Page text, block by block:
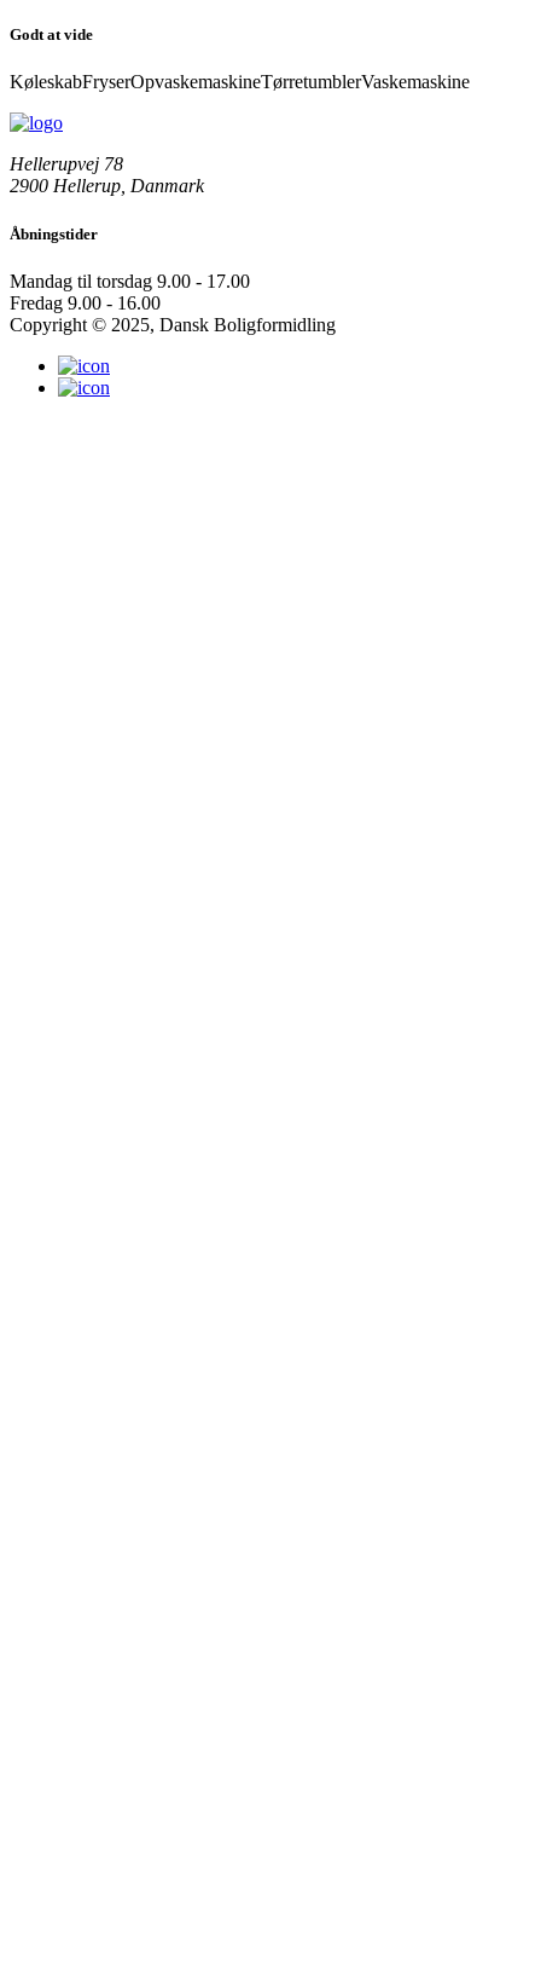
Godt at vide
KøleskabFryserOpvaskemaskineTørretumblerVaskemaskine
Hellerupvej 78
2900 Hellerup, Danmark
Åbningstider
Mandag til torsdag 9.00 - 17.00
Fredag 9.00 - 16.00
Copyright © 2025, Dansk Boligformidling